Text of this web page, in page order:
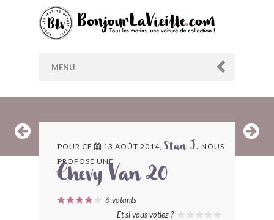
MENU
ARCHIVES
LES CONTRIBUTEURS
POUR CE 13 AOÛT 2014, Stan J. NOUS
PROPOSE UNE
Chevy Van 20
6 votants
Et si vous votiez ?